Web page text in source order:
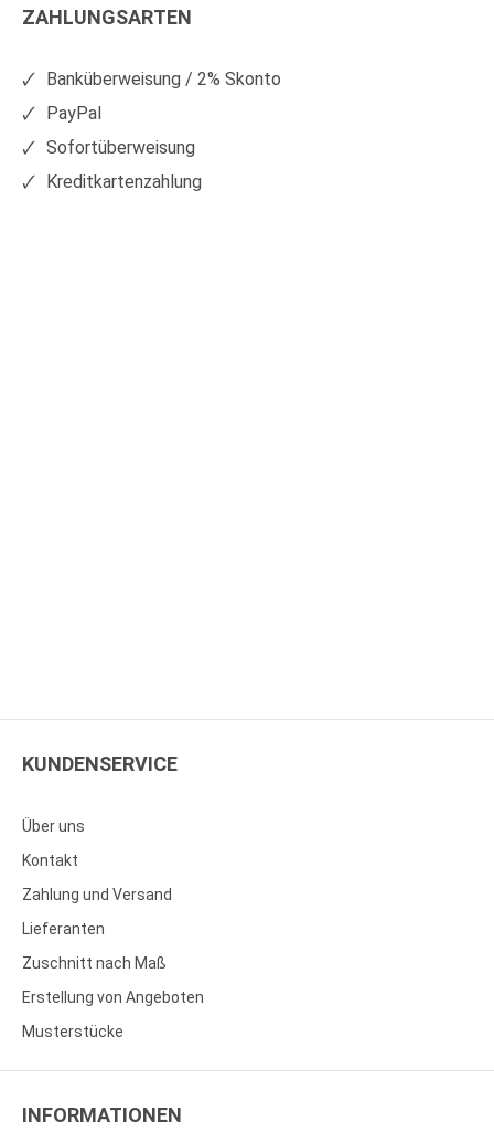
auf
auf
ZAHLUNGSARTEN
Banküberweisung / 2% Skonto
PayPal
Sofortüberweisung
Kreditkartenzahlung
KUNDENSERVICE
Über uns
Kontakt
Zahlung und Versand
Lieferanten
Zuschnitt nach Maß
Erstellung von Angeboten
Musterstücke
INFORMATIONEN